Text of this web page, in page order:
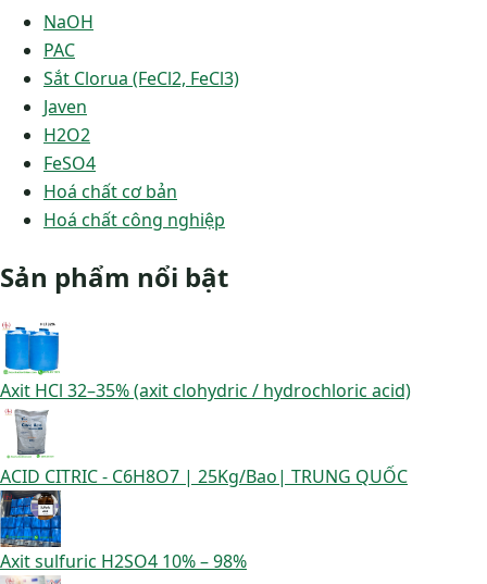
NaOH
PAC
Sắt Clorua (FeCl2, FeCl3)
Javen
H2O2
FeSO4
Hoá chất cơ bản
Hoá chất công nghiệp
Sản phẩm nổi bật
Axit HCl 32–35% (axit clohydric / hydrochloric acid)
ACID CITRIC - C6H8O7 | 25Kg/Bao| TRUNG QUỐC
Axit sulfuric H2SO4 10% – 98%